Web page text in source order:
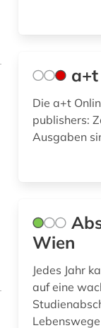
Die a+t
publishers:
Ausgaben
Wien
Jedes Jahr
auf eine